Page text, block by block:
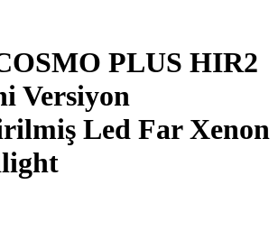
PLUS HIR2
Versiyon
Led Far Xenon